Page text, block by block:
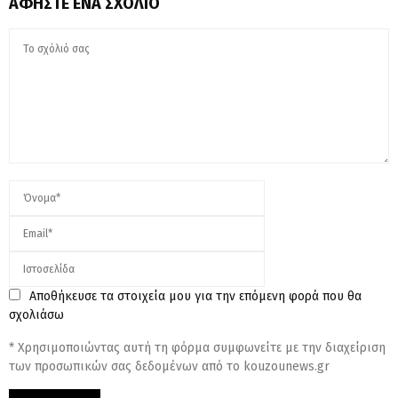
Αποθήκευσε τα στοιχεία μου για την επόμενη φορά που θα
σχολιάσω
* Χρησιμοποιώντας αυτή τη φόρμα συμφωνείτε με την διαχείριση
των προσωπικών σας δεδομένων από το kouzounews.gr